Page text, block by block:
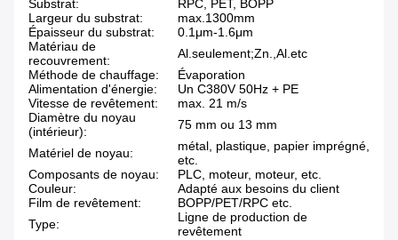
Substrat:
RPC, PET, BOPP
Largeur du substrat:
max.1300mm
Épaisseur du substrat:
0.1μm-1.6μm
Matériau de
recouvrement:
Al.seulement;Zn.,Al.etc
Méthode de chauffage:
Évaporation
Alimentation d'énergie:
Un C380V 50Hz + PE
Vitesse de revêtement:
max. 21 m/s
Diamètre du noyau
(intérieur):
75 mm ou 13 mm
Matériel de noyau:
métal, plastique, papier imprégné,
etc.
Composants de noyau:
PLC, moteur, moteur, etc.
Couleur:
Adapté aux besoins du client
Film de revêtement:
BOPP/PET/RPC etc.
Type:
Ligne de production de
revêtement